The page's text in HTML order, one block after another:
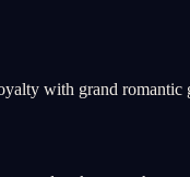
with grand romantic